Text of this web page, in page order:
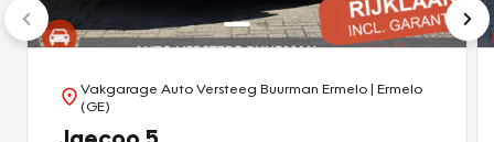
Vakgarage Auto Versteeg Buurman Ermelo| Ermelo
(GE)